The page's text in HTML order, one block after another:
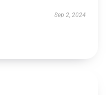
Sep 2, 2024